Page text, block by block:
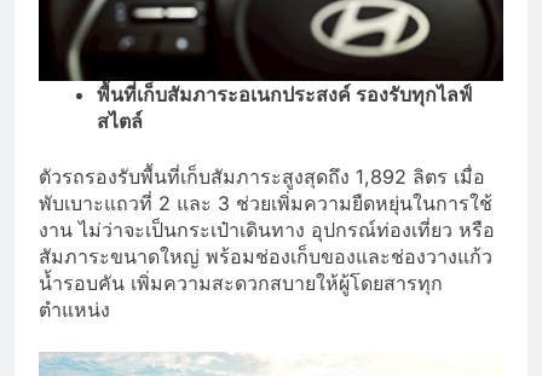
พื้นที่เก็บสัมภาระอเนกประสงค์ รองรับทุกไลฟ์
สไตล์
ตัวรถรองรับพื้นที่เก็บสัมภาระสูงสุดถึง 1,892 ลิตร เมื่อ
พับเบาะแถวที่ 2 และ 3 ช่วยเพิ่มความยืดหยุ่นในการใช้
งาน ไม่ว่าจะเป็นกระเป๋าเดินทาง อุปกรณ์ท่องเที่ยว หรือ
สัมภาระขนาดใหญ่ พร้อมช่องเก็บของและช่องวางแก้ว
น้ำรอบคัน เพิ่มความสะดวกสบายให้ผู้โดยสารทุก
ตำแหน่ง